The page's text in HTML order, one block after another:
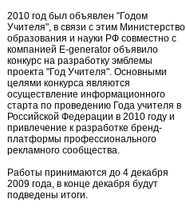
2010 год был объявлен "Годом
Учителя", в связи с этим Министерство
образования и науки РФ совместно с
компанией E-generator объявило
конкурс на разработку эмблемы
проекта "Год Учителя". Основными
целями конкурса являются
осуществление информационного
старта по проведению Года учителя в
Российской Федерации в 2010 году и
привлечение к разработке бренд-
платформы профессионального
рекламного сообщества.
Работы принимаются до 4 декабря
2009 года, в конце декабря будут
подведены итоги.